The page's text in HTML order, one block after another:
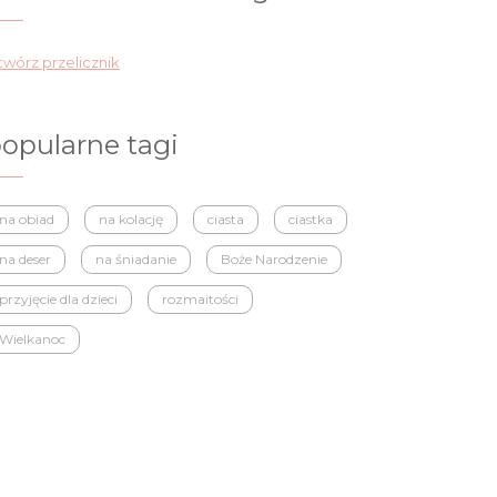
przelicznik
tagi
na obiad na kolację ciasta ciastka
na deser na śniadanie Boże Narodzenie
przyjęcie dla dzieci rozmaitości
Wielkanoc